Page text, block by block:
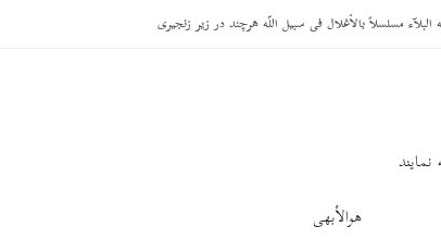
البلآء مسلسلاً بالأغلال فی سبیل اللّه هرچند در زیر زنجیری
هوالأبهی